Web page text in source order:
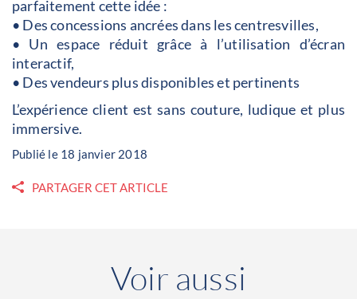
parfaitement cette idée :
• Des concessions ancrées dans les centresvilles,
• Un espace réduit grâce à l’utilisation d’écran
interactif,
• Des vendeurs plus disponibles et pertinents
L’expérience client est sans couture, ludique et plus
immersive.
Publié le 18 janvier 2018
PARTAGER CET ARTICLE
Voir aussi